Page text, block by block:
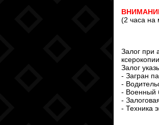
(2 часа на
Залог при
Залог
- Загран
-
- Военный
-
- Техника